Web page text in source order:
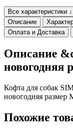
Все характеристики ↓
Описание
Оплата и Доставка
Описание
новогодняя
Кофта для собак
новогодняя
Похожие